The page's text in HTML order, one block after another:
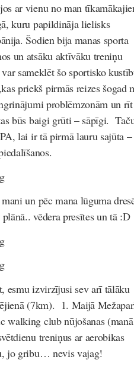
ar vienu no man
kuru papildināja lielisks
Šodien bija manas sporta
un atsāku aktīvāku treniņu
sameklēt šo sportisko
priekš pirmās reizes šogad
problēmzonām un rīt
būs baigi grūti – sāpīgi.
lai ir tā pirmā lauru sajūta –
un pēc mana lūguma
vēdera presītes un tā :D
izvirzījusi sev arī tālāku
(7km). 1. Maijā
walking club nūjošanas (manā
treniņus ar aerobikas
jo gribu… nevis vajag!